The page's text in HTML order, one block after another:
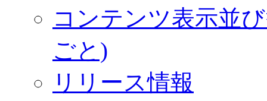
コンテンツ表示並
ごと)
リリース情報